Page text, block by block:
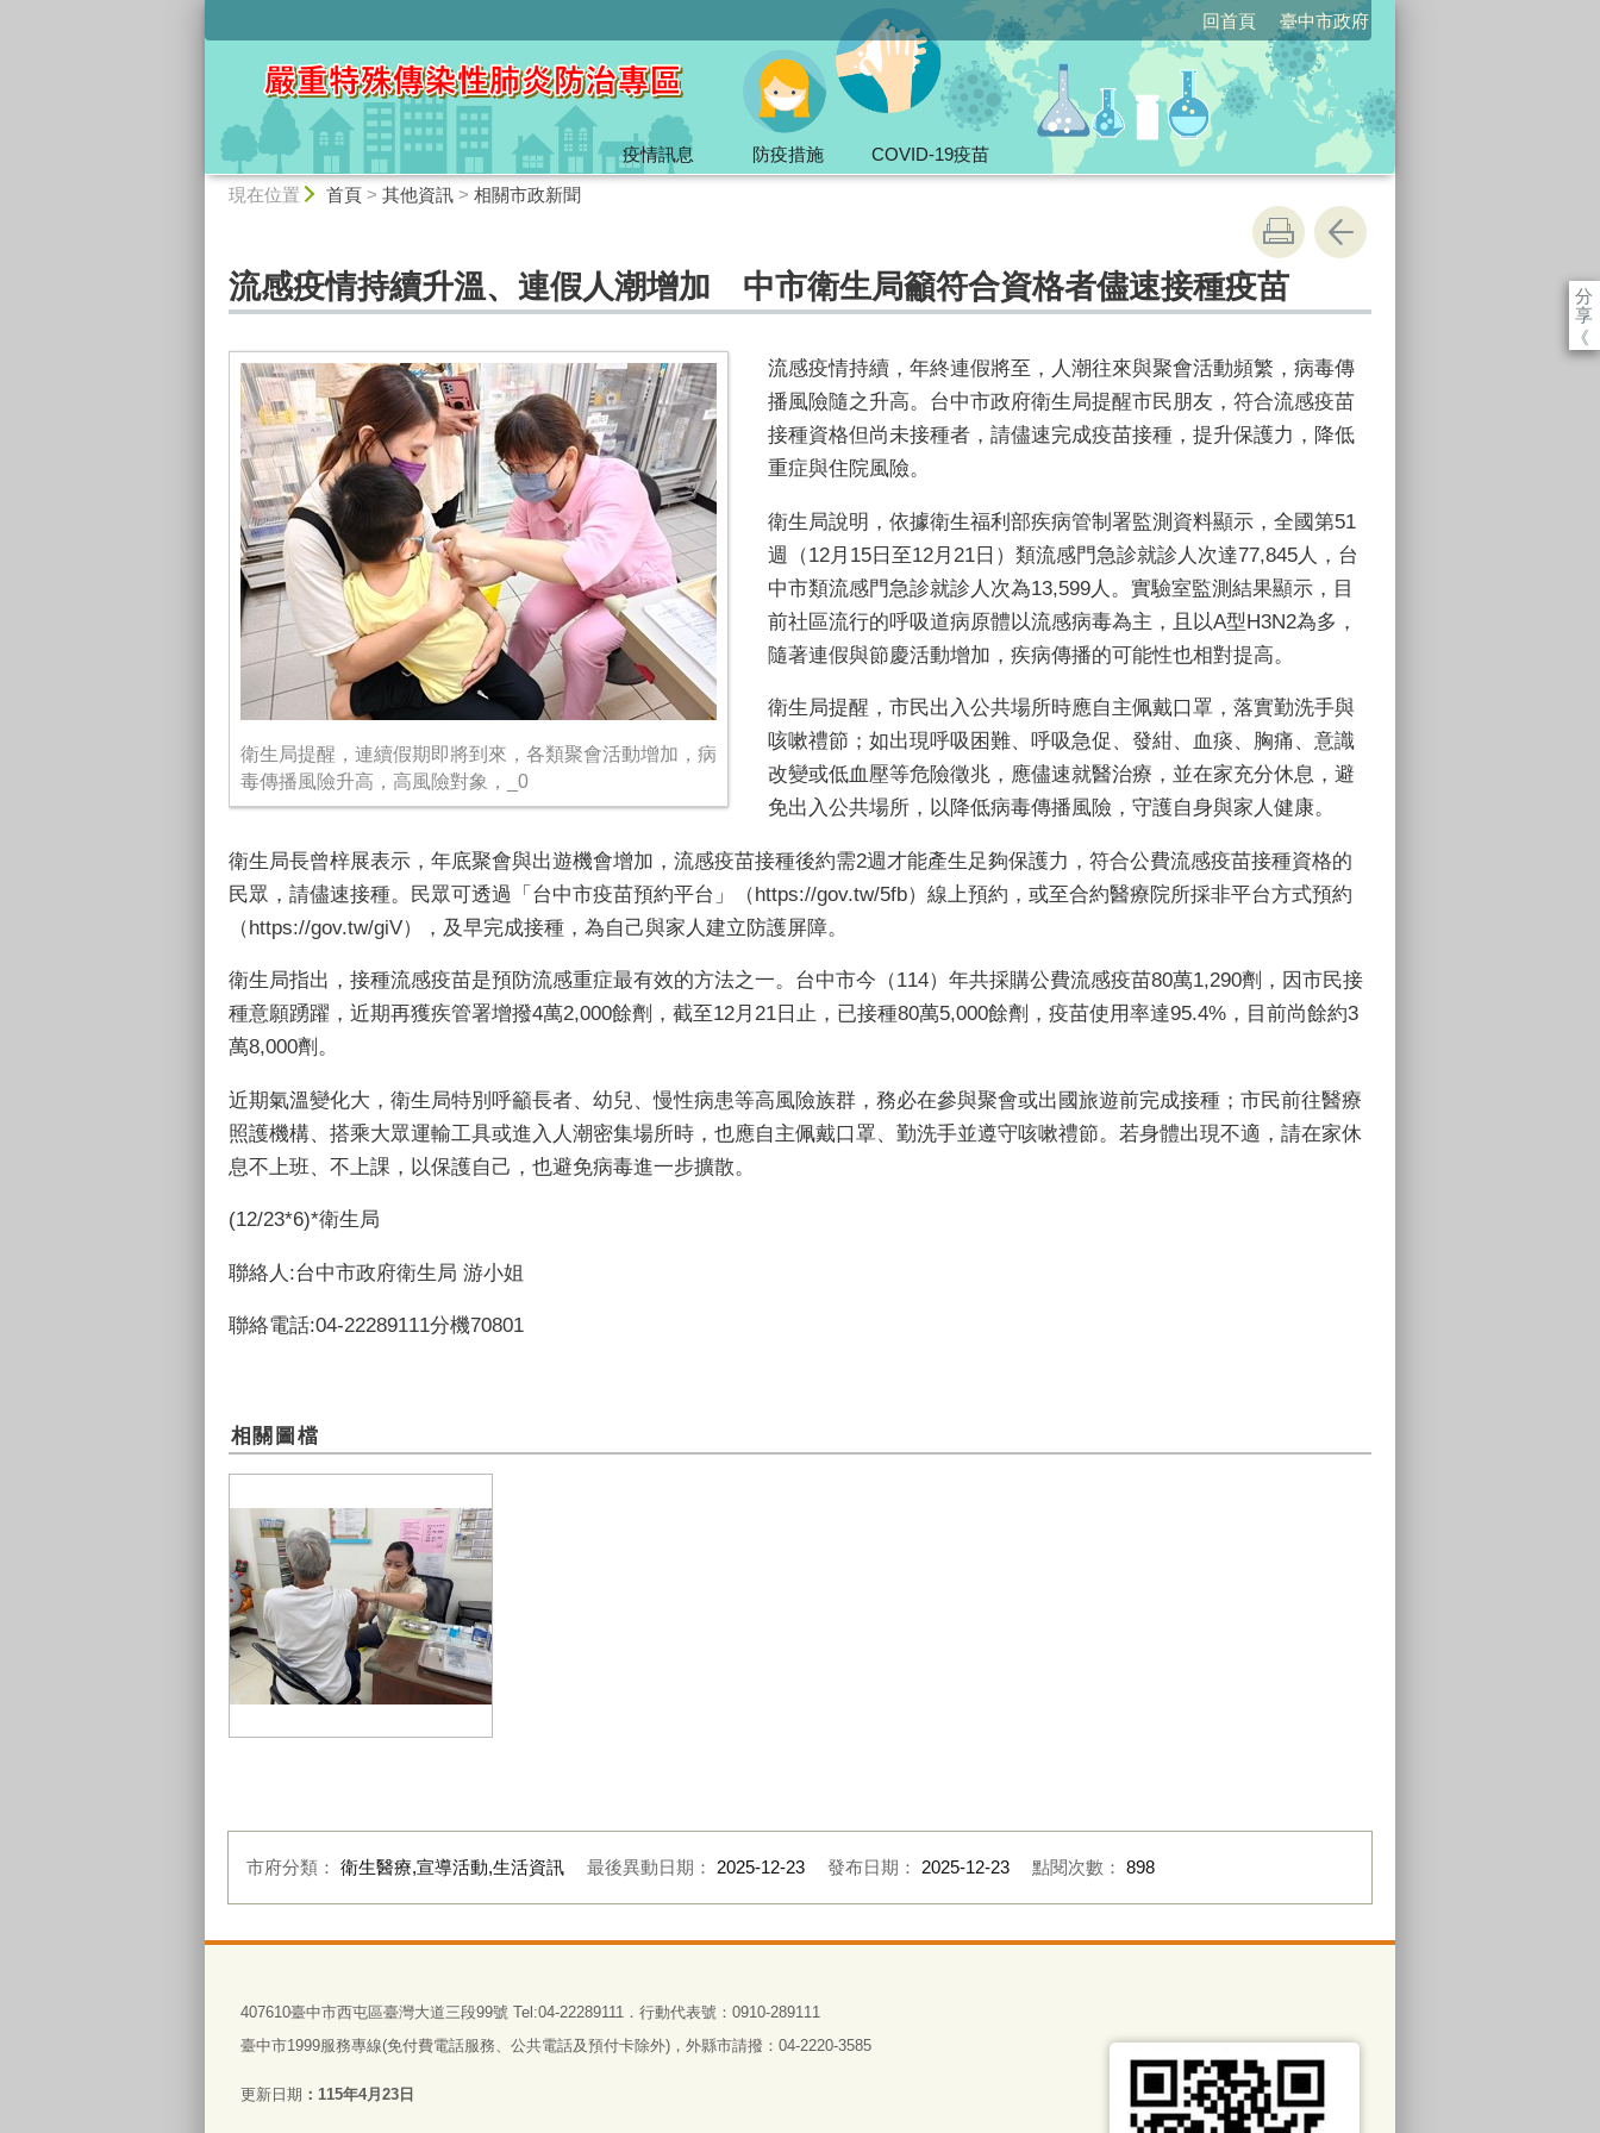
回首頁 臺中市政府
疫情訊息 防疫措施
COVID-19疫苗
現在位置 首頁> 其他資訊> 相關市政新聞
分
享
《
流感疫情持續升溫、連假人潮增加 中市衛生局籲符合資格者儘速接種疫苗
衛生局提醒，連續假期即將到來，各類聚會活動增加，病
毒傳播風險升高，高風險對象，_0
流感疫情持續，年終連假將至，人潮往來與聚會活動頻繁，病毒傳
播風險隨之升高。台中市政府衛生局提醒市民朋友，符合流感疫苗
接種資格但尚未接種者，請儘速完成疫苗接種，提升保護力，降低
重症與住院風險。
衛生局說明，依據衛生福利部疾病管制署監測資料顯示，全國第51
週（12月15日至12月21日）類流感門急診就診人次達77,845人，台
中市類流感門急診就診人次為13,599人。實驗室監測結果顯示，目
前社區流行的呼吸道病原體以流感病毒為主，且以A型H3N2為多，
隨著連假與節慶活動增加，疾病傳播的可能性也相對提高。
衛生局提醒，市民出入公共場所時應自主佩戴口罩，落實勤洗手與
咳嗽禮節；如出現呼吸困難、呼吸急促、發紺、血痰、胸痛、意識
改變或低血壓等危險徵兆，應儘速就醫治療，並在家充分休息，避
免出入公共場所，以降低病毒傳播風險，守護自身與家人健康。
衛生局長曾梓展表示，年底聚會與出遊機會增加，流感疫苗接種後約需2週才能產生足夠保護力，符合公費流感疫苗接種資格的
民眾，請儘速接種。民眾可透過「台中市疫苗預約平台」（https://gov.tw/5fb）線上預約，或至合約醫療院所採非平台方式預約
（https://gov.tw/giV），及早完成接種，為自己與家人建立防護屏障。
衛生局指出，接種流感疫苗是預防流感重症最有效的方法之一。台中市今（114）年共採購公費流感疫苗80萬1,290劑，因市民接
種意願踴躍，近期再獲疾管署增撥4萬2,000餘劑，截至12月21日止，已接種80萬5,000餘劑，疫苗使用率達95.4%，目前尚餘約3
萬8,000劑。
近期氣溫變化大，衛生局特別呼籲長者、幼兒、慢性病患等高風險族群，務必在參與聚會或出國旅遊前完成接種；市民前往醫療
照護機構、搭乘大眾運輸工具或進入人潮密集場所時，也應自主佩戴口罩、勤洗手並遵守咳嗽禮節。若身體出現不適，請在家休
息不上班、不上課，以保護自己，也避免病毒進一步擴散。
(12/23*6)*衛生局
聯絡人:台中市政府衛生局 游小姐
聯絡電話:04-22289111分機70801
相關圖檔
市府分類： 衛生醫療,宣導活動,生活資訊 最後異動日期： 2025-12-23 發布日期： 2025-12-23 點閱次數： 898
407610臺中市西屯區臺灣大道三段99號 Tel:04-22289111．行動代表號：0910-289111
臺中市1999服務專線(免付費電話服務、公共電話及預付卡除外)，外縣市請撥：04-2220-3585
更新日期 115年4月23日